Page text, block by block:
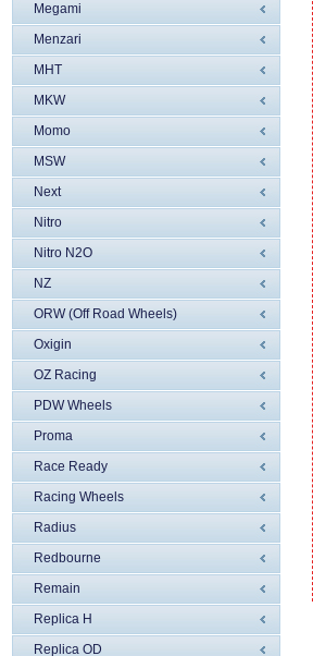
Megami
Menzari
MHT
MKW
Momo
MSW
Next
Nitro
Nitro N2O
NZ
ORW (Off Road Wheels)
Oxigin
OZ Racing
PDW Wheels
Proma
Race Ready
Racing Wheels
Radius
Redbourne
Remain
Replica H
Replica OD